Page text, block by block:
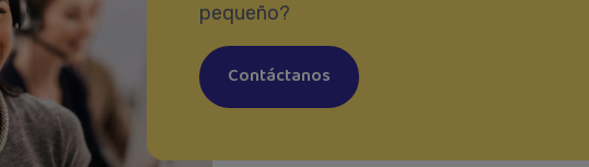
pequeño?
Contáctanos